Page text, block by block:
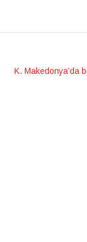
K. Makedonya’da